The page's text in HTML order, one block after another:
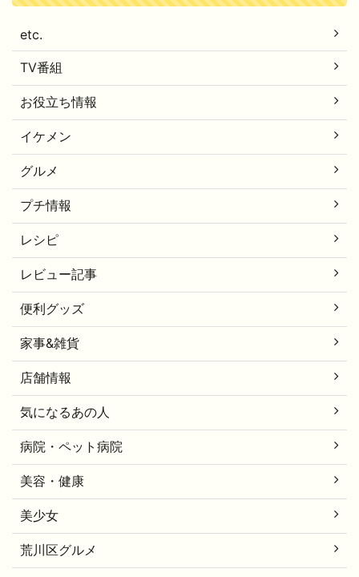
etc.
TV番組
お役立ち情報
イケメン
グルメ
プチ情報
レシピ
レビュー記事
便利グッズ
家事&雑貨
店舗情報
気になるあの人
病院・ペット病院
美容・健康
美少女
荒川区グルメ